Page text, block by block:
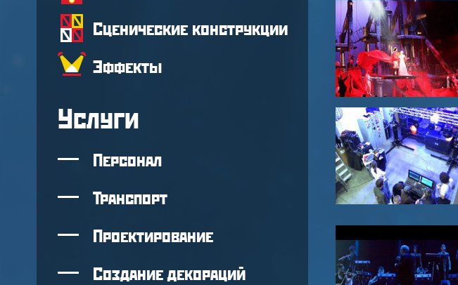
Сценические конструкции
Эффекты
Услуги
Персонал
Транспорт
Проектирование
Создание декораций